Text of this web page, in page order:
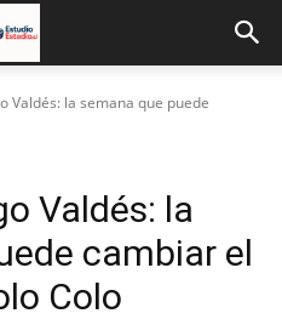
Valdés: la semana que puede
Valdés: la
cambiar el
Colo